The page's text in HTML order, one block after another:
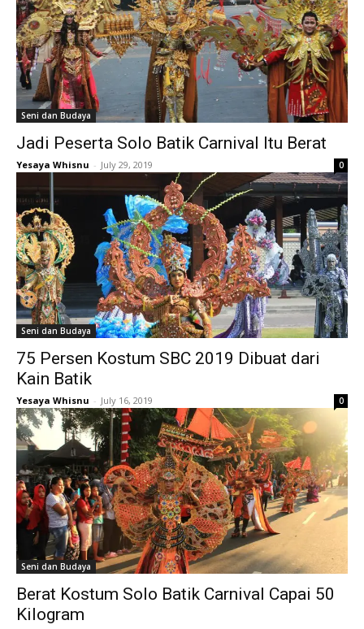
Seni dan Budaya
Jadi Peserta Solo Batik Carnival Itu Berat
Yesaya Whisnu - July 29, 2019 0
Seni dan Budaya
75 Persen Kostum SBC 2019 Dibuat dari
Kain Batik
Yesaya Whisnu - July 16, 2019 0
Seni dan Budaya
Berat Kostum Solo Batik Carnival Capai 50
Kilogram